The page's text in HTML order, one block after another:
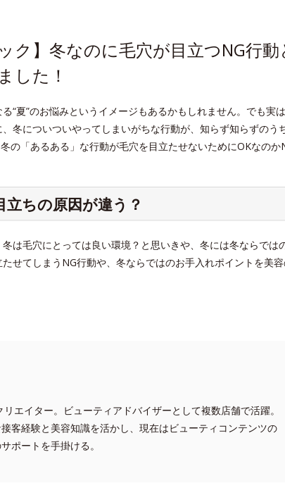
ク】冬なのに毛穴が目立つNG行
した！
“夏”のお悩みというイメージもあるかもしれません。でも実
冬についついやってしまいがちな行動が、知らず知らずのう
の「あるある」な行動が毛穴を目立たせないためにOKなのか
立ちの原因が違う？
は毛穴にとっては良い環境？と思いきや、冬には冬ならでは
せてしまうNG行動や、冬ならではのお手入れポイントを美容
エイター。ビューティアドバイザーとして複数店舗で活躍。
客経験と美容知識を活かし、現在はビューティコンテンツの
ポートを手掛ける。